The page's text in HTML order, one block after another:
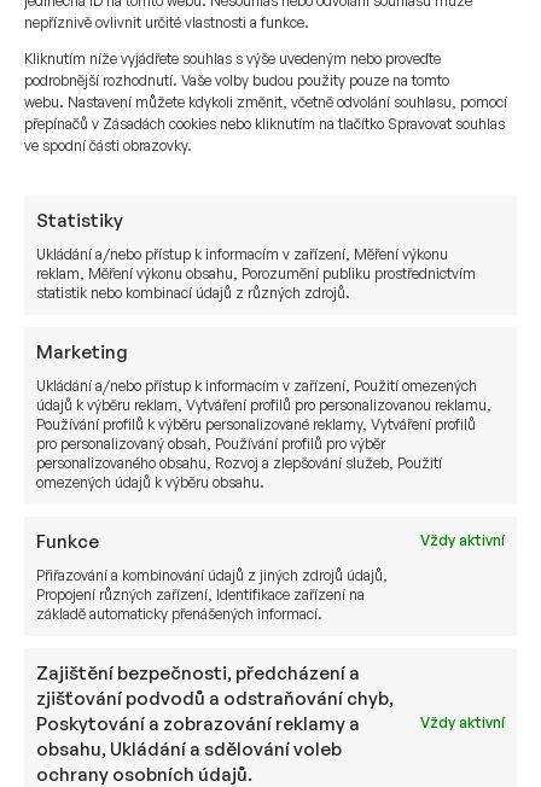
nepříznivě ovlivnit určité vlastnosti a funkce.
Kliknutím níže vyjádřete souhlas s výše uvedeným nebo proveďte
podrobnější rozhodnutí. Vaše volby budou použity pouze na tomto
webu. Nastavení můžete kdykoli změnit, včetně odvolání souhlasu, pomocí
přepínačů v Zásadách cookies nebo kliknutím na tlačítko Spravovat souhlas
ve spodní části obrazovky.
Statistiky
Ukládání a/nebo přístup k informacím v zařízení, Měření výkonu
reklam, Měření výkonu obsahu, Porozumění publiku prostřednictvím
statistik nebo kombinací údajů z různých zdrojů.
Marketing
Ukládání a/nebo přístup k informacím v zařízení, Použití omezených
údajů k výběru reklam, Vytváření profilů pro personalizovanou reklamu,
Používání profilů k výběru personalizované reklamy, Vytváření profilů
pro personalizovaný obsah, Používání profilů pro výběr
personalizovaného obsahu, Rozvoj a zlepšování služeb, Použití
omezených údajů k výběru obsahu.
Funkce
Vždy aktivní
Přiřazování a kombinování údajů z jiných zdrojů údajů,
Propojení různých zařízení, Identifikace zařízení na
základě automaticky přenášených informací.
Zajištění bezpečnosti, předcházení a
zjišťování podvodů a odstraňování chyb,
Poskytování a zobrazování reklamy a
obsahu, Ukládání a sdělování voleb
ochrany osobních údajů.
Vždy aktivní
kapitál.
Kvalitní banky mají opačný problém. Také dříve
začínaly na limitu 1 mil. CHF pro střední banku a 3
mil. CHF pro velkou banku, ale jak se privátním
bankéřům plní tzv. book, kniha investorů, tak
takový objem nevezmou.
Je to přirozené, i my vSušánka & partneřito
máme podobně.
Od příštího roku 2024 se zvedají limity u našich
partnerů ve Švýcarsku.
Střední privátní banka navyšuje minimální limit na 3
mil. CHF a velká privátní banka navyšuje limit na 6
mil. CHF.
V české koruně bude investor potřebovat
pro střední banku přesně 77 mil. Kč a pro velkou
banku cca 154 mil. Kč, dle aktuálního kurzu
Limit navyšujeme i my. Pro švýcarské banky z 50
mil. Kč na 77 mil. Kč. Od této částky dokážeme
nabídnout a zajistit otevření účtu ve Švýcarsku.